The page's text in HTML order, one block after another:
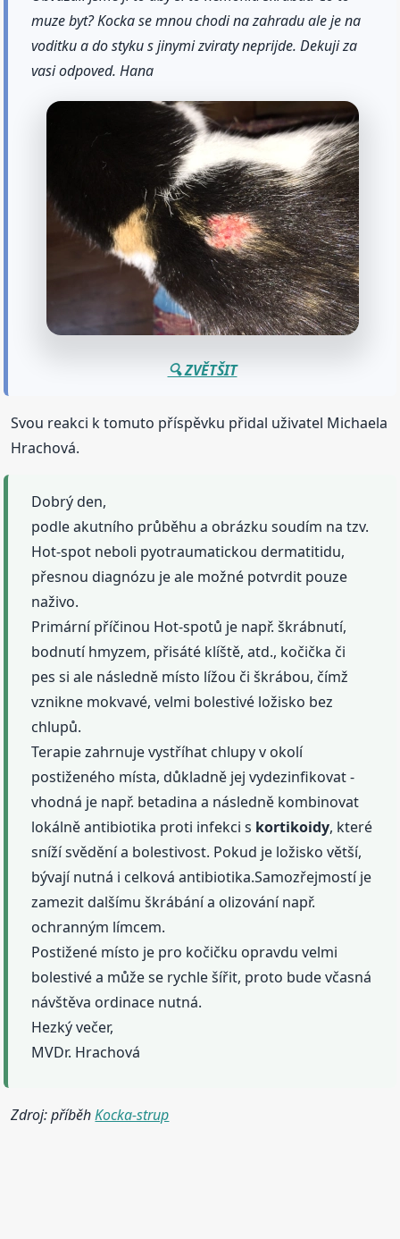
muze byt? Kocka se mnou chodi na zahradu ale je na
voditku a do styku s jinymi zviraty neprijde. Dekuji za
vasi odpoved. Hana
🔍 ZVĚTŠIT
Svou reakci k tomuto příspěvku přidal uživatel Michaela
Hrachová.
Dobrý den,
podle akutního průběhu a obrázku soudím na tzv.
Hot-spot neboli pyotraumatickou dermatitidu,
přesnou diagnózu je ale možné potvrdit pouze
naživo.
Primární příčinou Hot-spotů je např. škrábnutí,
bodnutí hmyzem, přisáté klíště, atd., kočička či
pes si ale následně místo lížou či škrábou, čímž
vznikne mokvavé, velmi bolestivé ložisko bez
chlupů.
Terapie zahrnuje vystříhat chlupy v okolí
postiženého místa, důkladně jej vydezinfikovat -
vhodná je např. betadina a následně kombinovat
lokálně antibiotika proti infekci s kortikoidy, které
sníží svědění a bolestivost. Pokud je ložisko větší,
bývají nutná i celková antibiotika.Samozřejmostí je
zamezit dalšímu škrábání a olizování např.
ochranným límcem.
Postižené místo je pro kočičku opravdu velmi
bolestivé a může se rychle šířit, proto bude včasná
návštěva ordinace nutná.
Hezký večer,
MVDr. Hrachová
Zdroj: příběhKocka-strup